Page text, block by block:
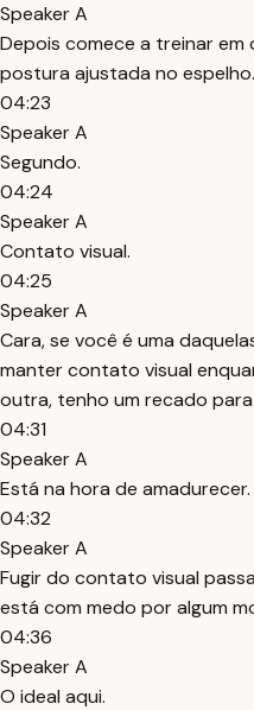
Speaker A
Depois comece a treinar em
postura ajustada no espelho.
04:23
Speaker A
Segundo.
04:24
Speaker A
Contato visual.
04:25
Speaker A
Cara, se você é uma
manter contato visual
outra, tenho um recado
04:31
Speaker A
Está na hora de amadurecer.
04:32
Speaker A
Fugir do contato visual
está com medo por algum
04:36
Speaker A
O ideal aqui.